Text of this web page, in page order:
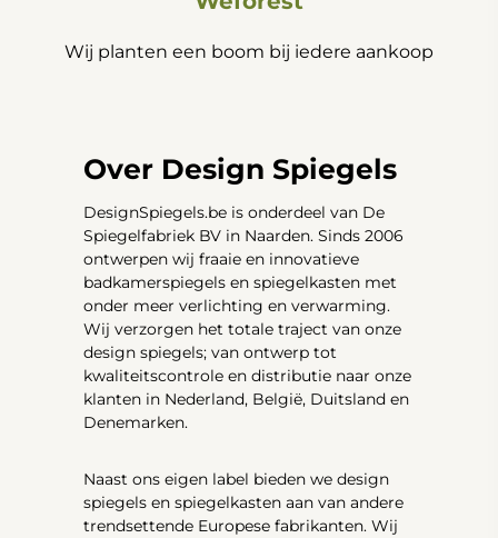
Wij planten een boom bij iedere aankoop
Over Design Spiegels
DesignSpiegels.be is onderdeel van De
Spiegelfabriek BV in Naarden. Sinds 2006
ontwerpen wij fraaie en innovatieve
badkamerspiegels en spiegelkasten met
onder meer verlichting en verwarming.
Wij verzorgen het totale traject van onze
design spiegels; van ontwerp tot
kwaliteitscontrole en distributie naar onze
klanten in Nederland, België, Duitsland en
Denemarken.
Naast ons eigen label bieden we design
spiegels en spiegelkasten aan van andere
trendsettende Europese fabrikanten. Wij